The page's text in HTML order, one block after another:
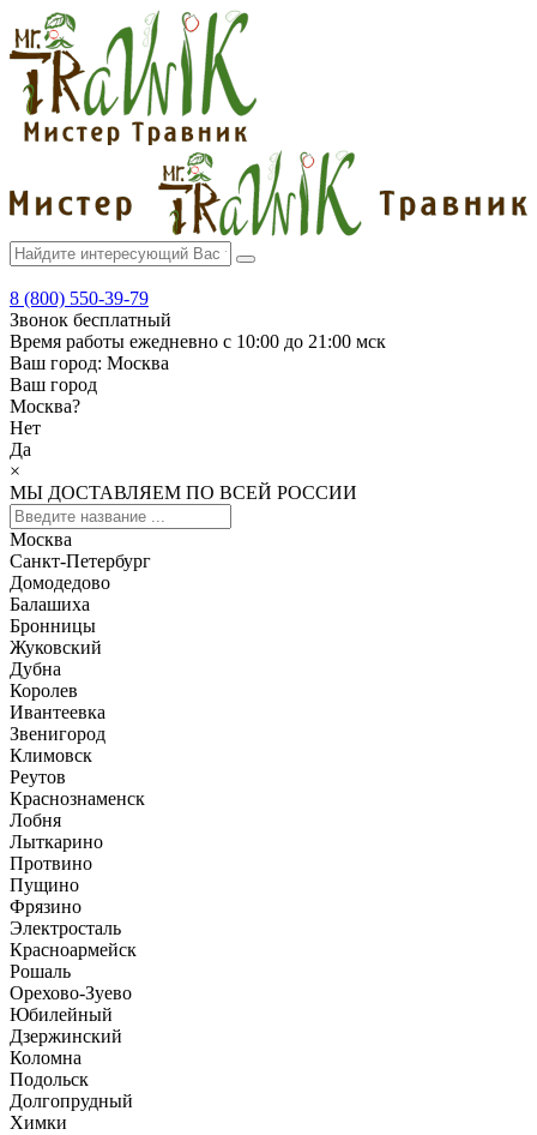
8 (800) 550-39-79
Звонок бесплатный
Время работы ежедневно с 10:00 до 21:00 мск
Ваш город: Москва
Ваш город
Москва?
Нет
Да
×
МЫ ДОСТАВЛЯЕМ ПО ВСЕЙ РОССИИ
Москва
Санкт-Петербург
Домодедово
Балашиха
Бронницы
Жуковский
Дубна
Королев
Ивантеевка
Звенигород
Климовск
Реутов
Краснознаменск
Лобня
Лыткарино
Протвино
Пущино
Фрязино
Электросталь
Красноармейск
Рошаль
Орехово-Зуево
Юбилейный
Дзержинский
Коломна
Подольск
Долгопрудный
Химки